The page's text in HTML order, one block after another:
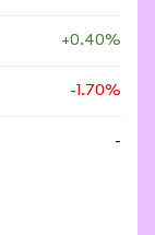
+0.40%
-1.70%
-